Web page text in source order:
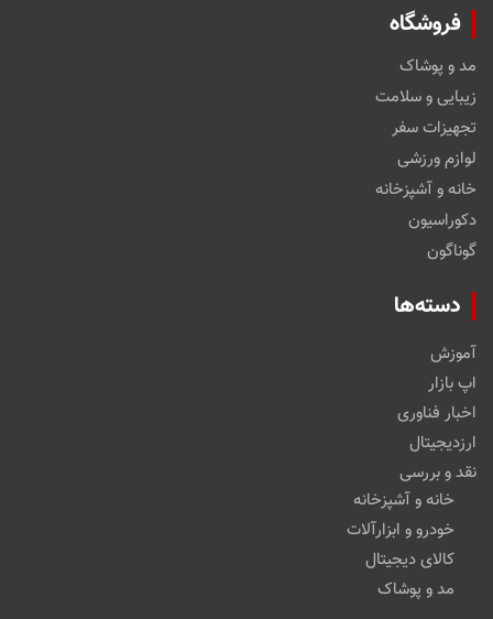
فروشگاه
مد و پوشاک
زیبایی و سلامت
تجهیزات سفر
لوازم ورزشی
خانه و آشپزخانه
دکوراسیون
گوناگون
دسته‌ها
آموزش
اپ بازار
اخبار فناوری
ارزدیجیتال
نقد و بررسی
خانه و آشپزخانه
خودرو و ابزارآلات
کالای دیجیتال
مد و پوشاک